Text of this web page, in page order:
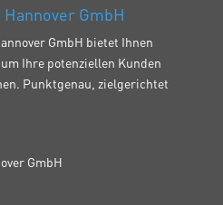
Hannover GmbH
GmbH bietet Ihnen
Ihre potenziellen Kunden
Punktgenau, zielgerichtet
GmbH